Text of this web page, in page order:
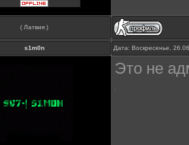
( Латвия )
s1m0n Дата: Воскресенье,
Это не